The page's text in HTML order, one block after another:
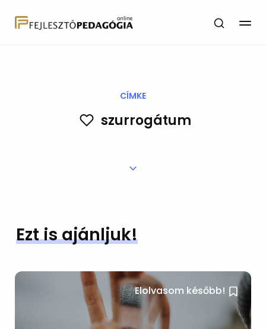
CÍMKE
szurrogátum
Ezt is ajánljuk!
Elolvasom később!